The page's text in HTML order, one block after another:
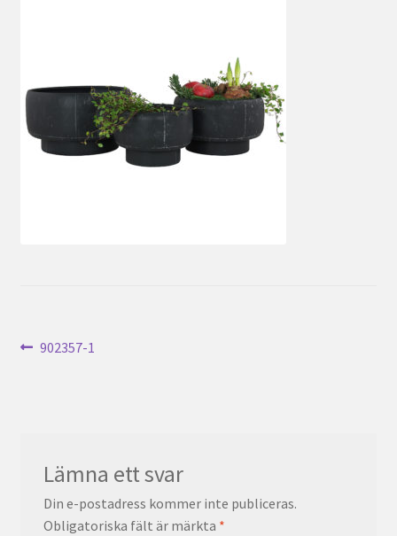
Inläggsnavigering
Föregående
902357-1
Lämna ett svar
Din e-postadress kommer inte publiceras.
Obligatoriska fält är märkta *